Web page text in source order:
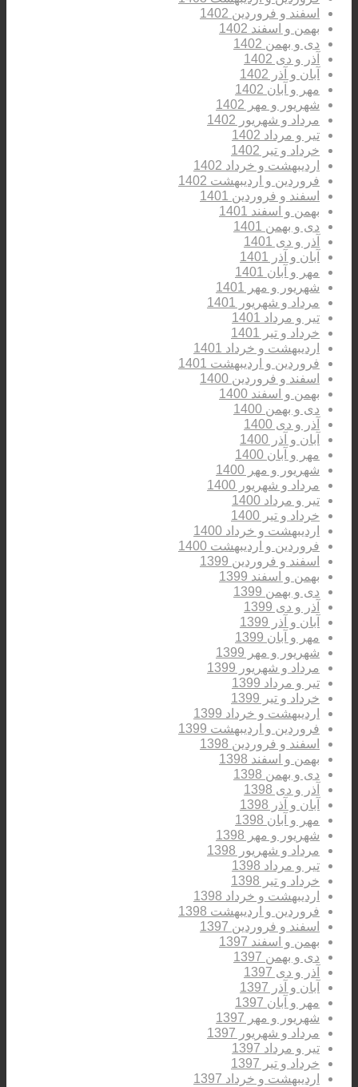
اسفند و فروردین 1402
بهمن و اسفند 1402
دی و بهمن 1402
آذر و دی 1402
آبان و آذر 1402
مهر و آبان 1402
شهریور و مهر 1402
مرداد و شهریور 1402
تیر و مرداد 1402
خرداد و تیر 1402
اردیبهشت و خرداد 1402
فروردین و اردیبهشت 1402
اسفند و فروردین 1401
بهمن و اسفند 1401
دی و بهمن 1401
آذر و دی 1401
آبان و آذر 1401
مهر و آبان 1401
شهریور و مهر 1401
مرداد و شهریور 1401
تیر و مرداد 1401
خرداد و تیر 1401
اردیبهشت و خرداد 1401
فروردین و اردیبهشت 1401
اسفند و فروردین 1400
بهمن و اسفند 1400
دی و بهمن 1400
آذر و دی 1400
آبان و آذر 1400
مهر و آبان 1400
شهریور و مهر 1400
مرداد و شهریور 1400
تیر و مرداد 1400
خرداد و تیر 1400
اردیبهشت و خرداد 1400
فروردین و اردیبهشت 1400
اسفند و فروردین 1399
بهمن و اسفند 1399
دی و بهمن 1399
آذر و دی 1399
آبان و آذر 1399
مهر و آبان 1399
شهریور و مهر 1399
مرداد و شهریور 1399
تیر و مرداد 1399
خرداد و تیر 1399
اردیبهشت و خرداد 1399
فروردین و اردیبهشت 1399
اسفند و فروردین 1398
بهمن و اسفند 1398
دی و بهمن 1398
آذر و دی 1398
آبان و آذر 1398
مهر و آبان 1398
شهریور و مهر 1398
مرداد و شهریور 1398
تیر و مرداد 1398
خرداد و تیر 1398
اردیبهشت و خرداد 1398
فروردین و اردیبهشت 1398
اسفند و فروردین 1397
بهمن و اسفند 1397
دی و بهمن 1397
آذر و دی 1397
آبان و آذر 1397
مهر و آبان 1397
شهریور و مهر 1397
مرداد و شهریور 1397
تیر و مرداد 1397
خرداد و تیر 1397
اردیبهشت و خرداد 1397